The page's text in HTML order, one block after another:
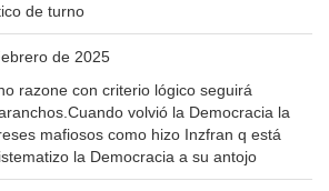
de turno
de 2025
razone con criterio lógico seguirá
volvió la Democracia la
mafiosos como hizo Inzfran q está
la Democracia a su antojo